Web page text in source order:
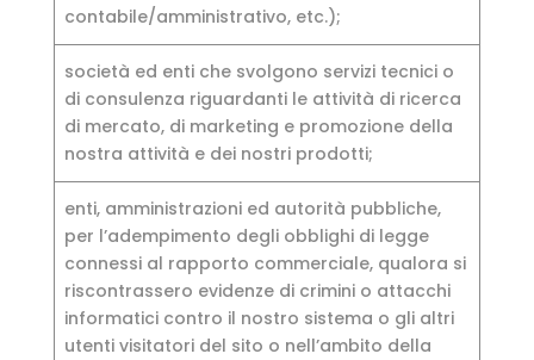
contabile/amministrativo, etc.);
società ed enti che svolgono servizi tecnici o
di consulenza riguardanti le attività di ricerca
di mercato, di marketing e promozione della
nostra attività e dei nostri prodotti;
enti, amministrazioni ed autorità pubbliche,
per l’adempimento degli obblighi di legge
connessi al rapporto commerciale, qualora si
riscontrassero evidenze di crimini o attacchi
informatici contro il nostro sistema o gli altri
utenti visitatori del sito o nell’ambito della